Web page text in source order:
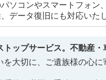
ソコンやスマートフォン
データ復旧にも対応いた
ップサービス。不動産・
を大切に、ご遺族様の心